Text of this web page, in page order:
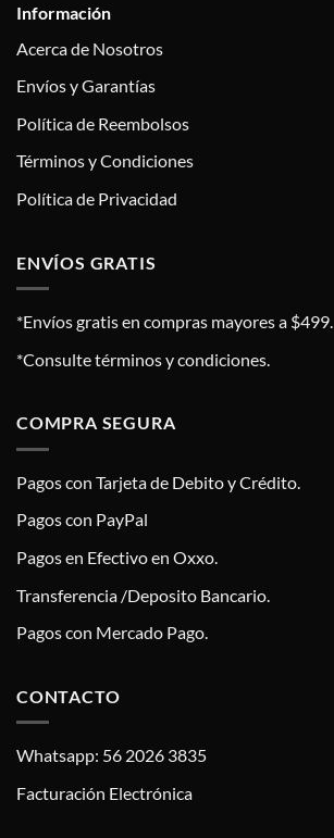
Información
Acerca de Nosotros
Envíos y Garantías
Política de Reembolsos
Términos y Condiciones
Política de Privacidad
ENVÍOS GRATIS
*Envíos gratis en compras mayores a $499.
*Consulte términos y condiciones.
COMPRA SEGURA
Pagos con Tarjeta de Debito y Crédito.
Pagos con PayPal
Pagos en Efectivo en Oxxo.
Transferencia /Deposito Bancario.
Pagos con Mercado Pago.
CONTACTO
Whatsapp: 56 2026 3835
Facturación Electrónica